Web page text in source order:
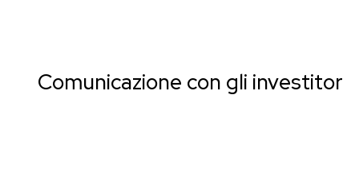
Comunicazione con gli